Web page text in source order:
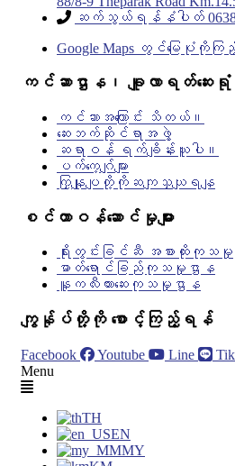
ဆက်သွယ်ရန်နံပါတ်
Google Maps တွင်မြေပုံကိုကြ
ကင်ဆာဌာန၊ ချူလာရတ်ဆေးရုံ
ကင်ဆာအကြောင်း သိတယ်။
ဆေးဘက်ဆိုင်ရာအဖွဲ့
ဆရာဝန် ရက်ချိန်းယူပါ။
ပက်ကေ့ဂ်ျများ
ကြှနျုပျတို့ကိုဆကျသှယျရနျ
စင်တာဝန်ဆောင်မှုများ
ရိုးတွင်းခြင်ဆီ အစားထိုးကုသမှု
ဓာတ်ရောင်ခြည်ကုသမှုဌာန
နူကလီးယားဆေးကုသမှုဌာန
ကျွန်ုပ်တို့ကို စောင့်ကြည့်ရန်
Facebook Youtube Line
Menu
TH
EN
MY